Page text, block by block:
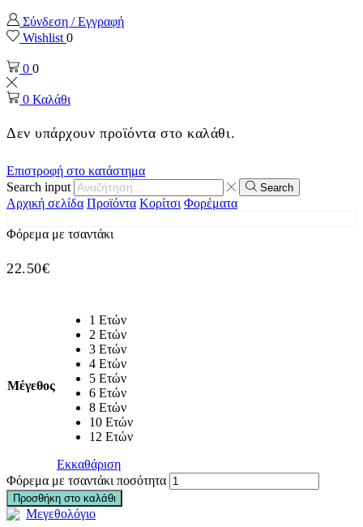
Σύνδεση / Εγγραφή
Wishlist 0
0 0
0 Καλάθι
Δεν υπάρχουν προϊόντα στο καλάθι.
Επιστροφή στο κατάστημα
Search input
Search
Αρχική σελίδα Προϊόντα Κορίτσι Φορέματα
Φόρεμα με τσαντάκι
22.50€
Μέγεθος
1 Ετών
2 Ετών
3 Ετών
4 Ετών
5 Ετών
6 Ετών
8 Ετών
10 Ετών
12 Ετών
Εκκαθάριση
Φόρεμα με τσαντάκι ποσότητα
Προσθήκη στο καλάθι
Μεγεθολόγιο